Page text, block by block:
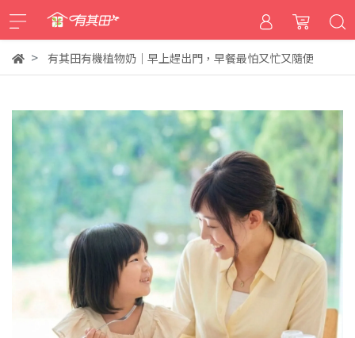
有其田有機植物奶｜早上趕出門，早餐最怕又忙又隨便